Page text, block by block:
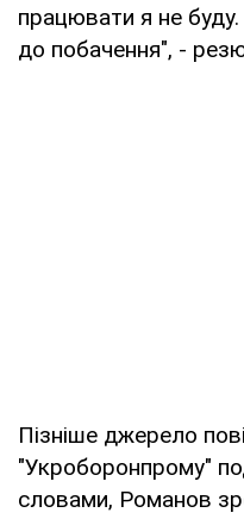
працювати я не
до побачення", -
Пізніше джерело
"Укроборонпрому"
словами, Романов